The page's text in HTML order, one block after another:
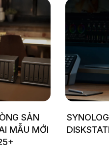
SẢN
MẪU MỚI